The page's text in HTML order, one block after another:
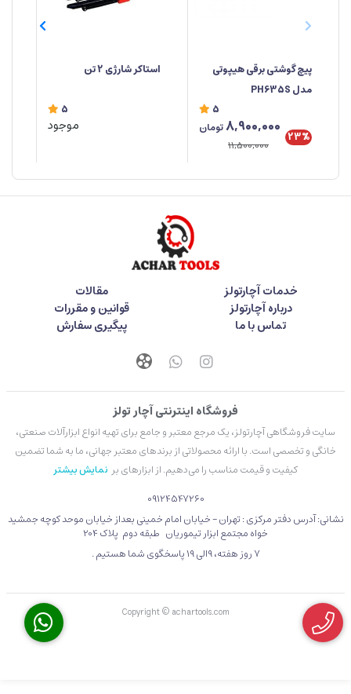
پیچ گوشتی برقی هیپوتی
مدل PH635S
5
23%
8,900,000تومان
11,500,000
استاکر شارژی 2 تن
5
موجود
خدمات آچارتولز
مقالات
درباره آچارتولز
قوانین و مقررات
تماس با ما
پیگیری سفارش
فروشگاه اینترنتی آچار تولز
سایت فروشگاهی آچارتولز، یک مرجع معتبر و جامع برای تهیه انواع ابزارآلات صنعتی،
خانگی و تخصصی است. با ارائه محصولاتی از برندهای معتبر جهانی، ما به شما تضمین
کیفیت و قیمت مناسب را می‌دهیم. از ابزارهای بر نمایش بیشتر
09124547260
نشانی: آدرس دفتر مرکزی : تهران - خیابان امام خمینی بعداز خیابان موحد کوچه جمشید
خواه مجتمع ابزار تیموریان طبقه دوم پلاک 204
۷ روز هفته، 9الی 19 پاسخگوی شما هستیم .
Copyright © achartools.com